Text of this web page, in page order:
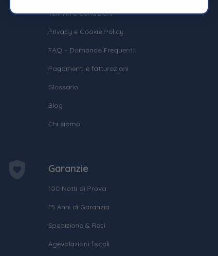
Termini e Condizioni
Privacy e Cookie Policy
FAQ – Domande Frequenti
Pagamenti e fatturazioni
Glossario
Blog
Chi siamo
Garanzie
100 Notti di Prova
15 Anni di Garanzia
Spedizione & Resi
Agevolazioni fiscali